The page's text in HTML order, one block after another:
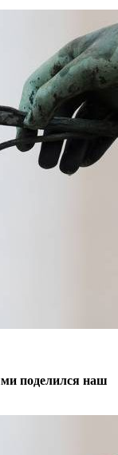
поделился наш